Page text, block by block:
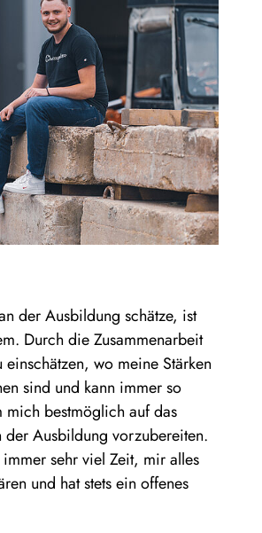
der Ausbildung schätze, ist
Durch die Zusammenarbeit
einschätzen, wo meine Stärken
sind und kann immer so
mich bestmöglich auf das
der Ausbildung vorzubereiten.
sehr viel Zeit, mir alles
und hat stets ein offenes